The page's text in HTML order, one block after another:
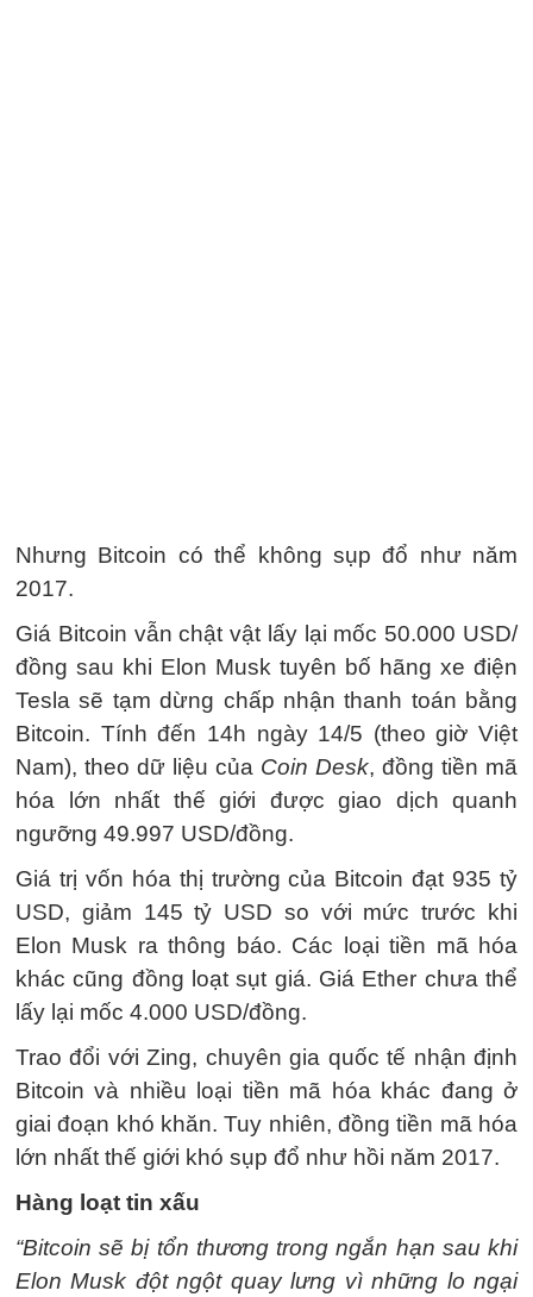
Nhưng Bitcoin có thể không sụp đổ như năm
2017.
Giá Bitcoin vẫn chật vật lấy lại mốc 50.000 USD/
đồng sau khi Elon Musk tuyên bố hãng xe điện
Tesla sẽ tạm dừng chấp nhận thanh toán bằng
Bitcoin. Tính đến 14h ngày 14/5 (theo giờ Việt
Nam), theo dữ liệu của Coin Desk, đồng tiền mã
hóa lớn nhất thế giới được giao dịch quanh
ngưỡng 49.997 USD/đồng.
Giá trị vốn hóa thị trường của Bitcoin đạt 935 tỷ
USD, giảm 145 tỷ USD so với mức trước khi
Elon Musk ra thông báo. Các loại tiền mã hóa
khác cũng đồng loạt sụt giá. Giá Ether chưa thể
lấy lại mốc 4.000 USD/đồng.
Trao đổi với Zing, chuyên gia quốc tế nhận định
Bitcoin và nhiều loại tiền mã hóa khác đang ở
giai đoạn khó khăn. Tuy nhiên, đồng tiền mã hóa
lớn nhất thế giới khó sụp đổ như hồi năm 2017.
Hàng loạt tin xấu
“Bitcoin sẽ bị tổn thương trong ngắn hạn sau khi
Elon Musk đột ngột quay lưng vì những lo ngại